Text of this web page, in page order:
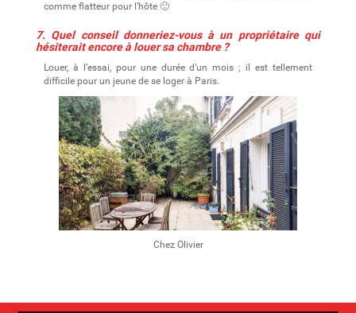
comme flatteur pour l’hôte 🙂
7. Quel conseil donneriez-vous à un propriétaire qui
hésiterait encore à louer sa chambre ?
Louer, à l’essai, pour une durée d’un mois ; il est tellement
difficile pour un jeune de se loger à Paris.
Chez Olivier